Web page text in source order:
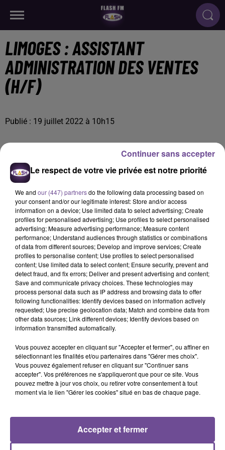
LIMOGES : ASSISTANT
ADMINISTRATION DES VENTES
(H/F)
Publié : 19 juillet 2022 à 10h15
Vous serez en charge de la gestion administrative et
commerciale. Vos missions : gestion des devis, réception et
enregistrement des commandes, vérification des factures,
suivi des livraisons, Back office du commercial et secrétariat
divers. Il s’agit d’un poste à 39h par semaine, en horaires de
bureau, du lundi au vendredi. Titulaire d’un diplôme de
d’au moins deux ans, sur un poste similaire.
Référence de l’offre Pôle Emploi : 137GPBV
Le respect de votre vie privée est notre priorité
We and our (447) partnersdo the following data processing based on
your consent and/or our legitimate interest: Store and/or access
information on a device; Use limited data to select advertising; Create
profiles for personalised advertising; Use profiles to select personalised
advertising; Measure advertising performance; Measure content
performance; Understand audiences through statistics or combinations
of data from different sources; Develop and improve services; Create
profiles to personalise content; Use profiles to select personalised
content; Use limited data to select content; Ensure security, prevent and
detect fraud, and fix errors; Deliver and present advertising and content;
Save and communicate privacy choices. These technologies may
process personal data such as IP address and browsing data to offer
following functionalities: Identify devices based on information actively
requested; Use precise geolocation data; Match and combine data from
other data sources; Link different devices; Identify devices based on
information transmitted automatically.
Vous pouvez accepter en cliquant sur "Accepter et fermer", ou affiner en
sélectionnant les finalités et/ou partenaires dans "Gérer mes choix".
Vous pouvez également refuser en cliquant sur "Continuer sans
accepter". Vos préférences ne s'appliqueront que pour ce site. Vous
pouvez mettre à jour vos choix, ou retirer votre consentement à tout
moment via le lien "Gérer les cookies" situé en bas de chaque page.
Accepter et fermer
Continuer sans accepter